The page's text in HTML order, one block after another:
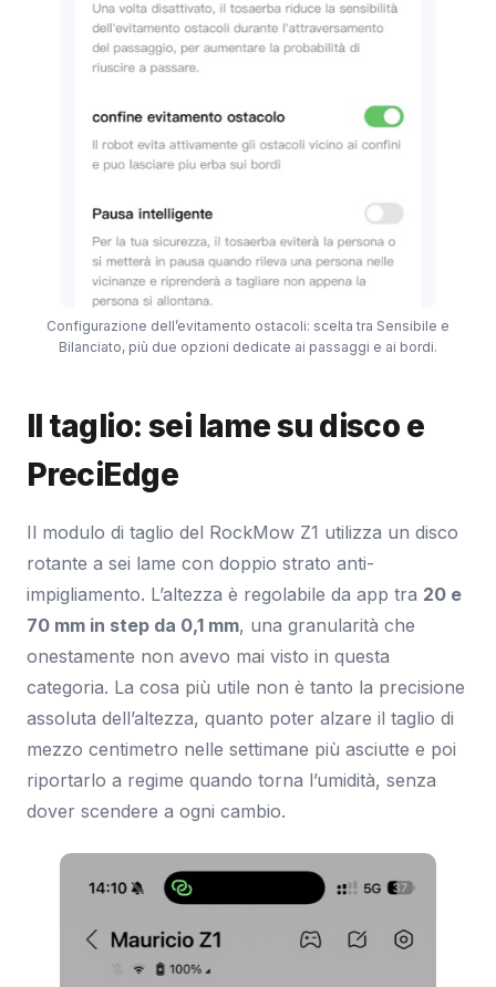
Configurazione dell’evitamento ostacoli: scelta tra Sensibile e
Bilanciato, più due opzioni dedicate ai passaggi e ai bordi.
Il taglio: sei lame su disco e
PreciEdge
Il modulo di taglio del RockMow Z1 utilizza un disco
rotante a sei lame con doppio strato anti-
impigliamento. L’altezza è regolabile da app tra 20 e
70 mm in step da 0,1 mm, una granularità che
onestamente non avevo mai visto in questa
categoria. La cosa più utile non è tanto la precisione
assoluta dell’altezza, quanto poter alzare il taglio di
mezzo centimetro nelle settimane più asciutte e poi
riportarlo a regime quando torna l’umidità, senza
dover scendere a ogni cambio.